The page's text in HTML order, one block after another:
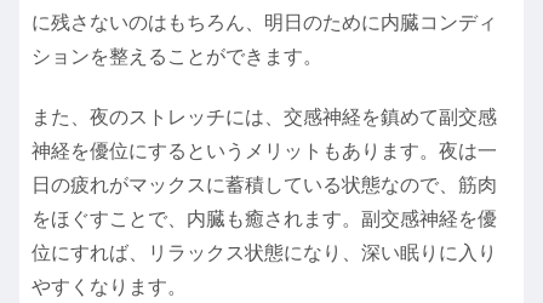
に残さないのはもちろん、明日のために内臓コンディ
ションを整えることができます。
また、夜のストレッチには、交感神経を鎮めて副交感
神経を優位にするというメリットもあります。夜は一
日の疲れがマックスに蓄積している状態なので、筋肉
をほぐすことで、内臓も癒されます。副交感神経を優
位にすれば、リラックス状態になり、深い眠りに入り
やすくなります。